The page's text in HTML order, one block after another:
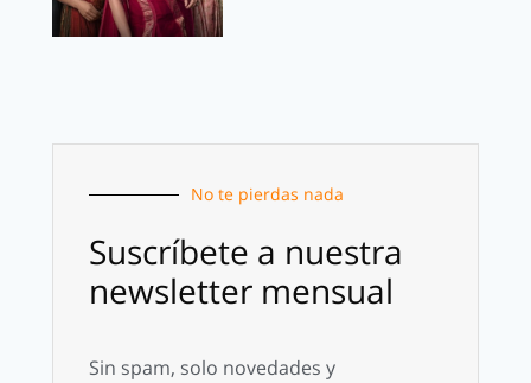
No te pierdas nada
Suscríbete a nuestra
newsletter mensual
Sin spam, solo novedades y